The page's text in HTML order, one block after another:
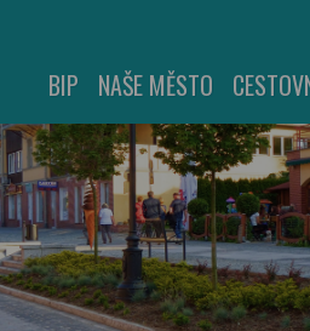
BIP NAŠE MĚSTO